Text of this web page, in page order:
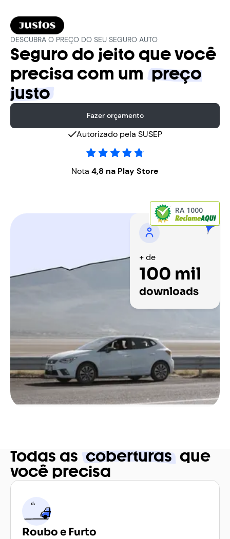
DESCUBRA O PREÇO DO SEU SEGURO AUTO
Seguro do jeito que você
precisa com um preço
justo
Fazer orçamento
Autorizado pela SUSEP
Nota 4,8 na Play Store
+ de
100 mil
downloads
RA 1000
Todas as coberturas que
você precisa
Roubo e Furto